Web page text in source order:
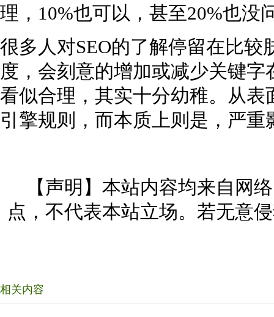
理，10%也可以，甚至20%也没
很多人对SEO的了解停留在比
度，会刻意的增加或减少关键
看似合理，其实十分幼稚。从
引擎规则，而本质上则是，严
【声明】本站内容均来自网
点，不代表本站立场。若无意
相关内容